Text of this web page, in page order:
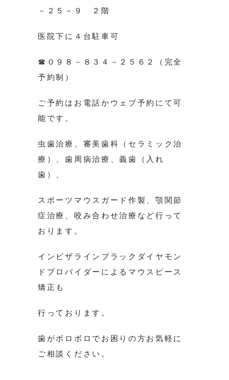
－２５－９ ２階
医院下に４台駐車可
☎０９８－８３４－２５６２（完全
予約制）
ご予約はお電話かウェブ予約にて可
能です。
虫歯治療、審美歯科（セラミック治
療）、歯周病治療、義歯（入れ
歯）、
スポーツマウスガード作製、顎関節
症治療、咬み合わせ治療など行って
おります。
インビザラインブラックダイヤモン
ドプロバイダーによるマウスピース
矯正も
行っております。
歯がボロボロでお困りの方お気軽に
ご相談ください。